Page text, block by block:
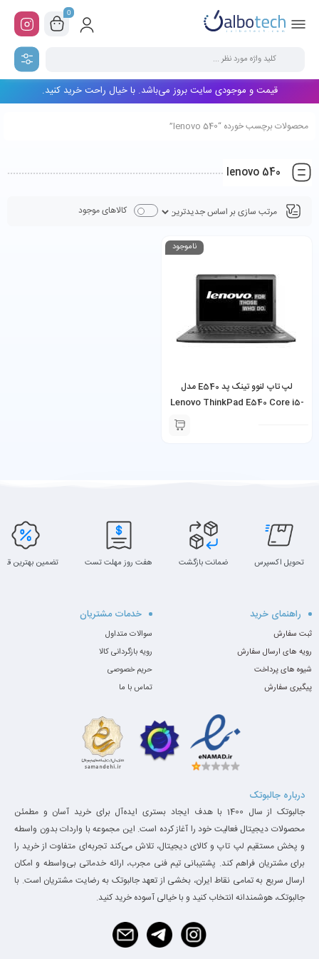
0
قیمت و موجودی سایت بروز می‌باشد. با خیال راحت خرید کنید.
محصولات برچسب خورده “lenovo 540”
lenovo 540
کالاهای موجود
ناموجود
لپ تاپ لنوو تینک پد E540 مدل
Lenovo ThinkPad E540 Core i5-
4000M 4GB Ram 500GB HDD
تحویل اکسپرس ضمانت بازگشت هفت روز مهلت تست تضمین بهترین
راهنمای خرید
ثبت سفارش
رویه های ارسال سفارش
شیوه های پرداخت
پیگیری سفارش
خدمات مشتریان
سوالات متداول
رویه بازگردانی کالا
حریم خصوصی
تماس با ما
درباره جالبوتک
جالبوتک از سال 1400 با هدف ایجاد بستری ایده‌آل برای خرید آسان و مطمئن
محصولات دیجیتال فعالیت خود را آغاز کرده است. این مجموعه با واردات بدون واسطه
و پخش مستقیم لپ تاپ و کالای دیجیتال، تلاش می‌کند تجربه‌ای متفاوت از خرید را
برای مشتریان فراهم کند. پشتیبانی تیم فنی مجرب، ارائه خدماتی بی‌واسطه و امکان
ارسال سریع به تمامی نقاط ایران، بخشی از تعهد جالبوتک به رضایت مشتریان است. با
جالبوتک، هوشمندانه انتخاب کنید و با خیالی آسوده خرید کنید.